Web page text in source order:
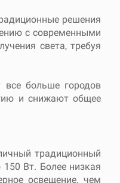
решения
с современными
света, требуя
больше городов
и снижают общее
традиционный
Вт. Более низкая
освещение, чем